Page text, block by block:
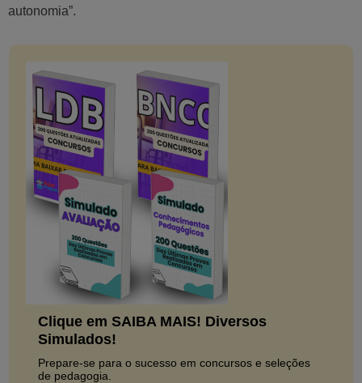
autonomia”.
Clique em SAIBA MAIS! Diversos
Simulados!
Prepare-se para o sucesso em concursos e seleções
de pedagogia.